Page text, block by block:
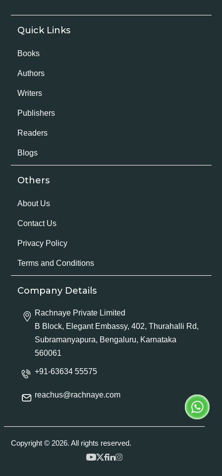
Quick Links
Books
Authors
Writers
Publishers
Readers
Blogs
Others
About Us
Contact Us
Privacy Policy
Terms and Conditions
Company Details
Rachnaye Private Limited
B Block, Elegant Embassy, 402, Thurahalli Rd,
Subramanyapura, Bengaluru, Karnataka
560061
+91-63634 55575
reachus@rachnaye.com
Copyright © 2026. All rights reserved.